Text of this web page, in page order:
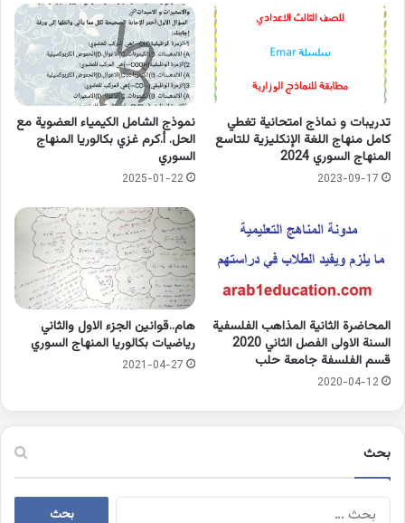
تدريبات و نماذج امتحانية تغطي
كامل منهاج اللغة الإنكليزية للتاسع
المنهاج السوري 2024
2023-09-17
نموذج الشامل الكيمياء العضوية مع
الحل. أ.كرم غزي بكالوريا المنهاج
السوري
2025-01-22
المحاضرة الثانية المذاهب الفلسفية
السنة الاولى الفصل الثاني 2020
قسم الفلسفة جامعة حلب
2020-04-12
هام..قوانين الجزء الاول والثاني
رياضيات بكالوريا المنهاج السوري
2021-04-27
بحث
البحث